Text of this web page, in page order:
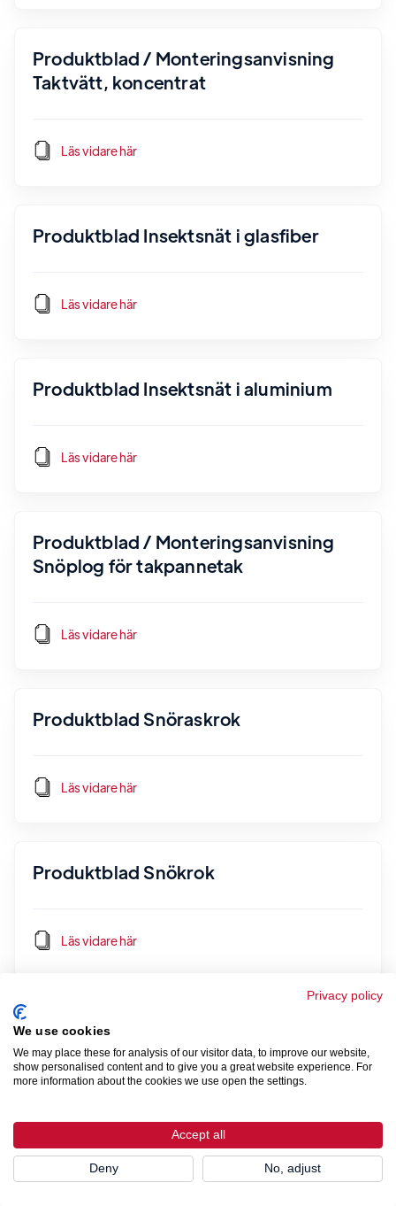
Produktblad / Monteringsanvisning
Taktvätt, koncentrat
Läs vidare här
Produktblad Insektsnät i glasfiber
Läs vidare här
Produktblad Insektsnät i aluminium
Läs vidare här
Produktblad / Monteringsanvisning
Snöplog för takpannetak
Läs vidare här
Produktblad Snöraskrok
Läs vidare här
Produktblad Snökrok
Läs vidare här
Produktblad Glidskydd par för plåttak
Produktblad / Monteringsanvisning
Privacy policy
We use cookies
We may place these for analysis of our visitor data, to improve our website,
show personalised content and to give you a great website experience. For
more information about the cookies we use open the settings.
Accept all
Deny No, adjust